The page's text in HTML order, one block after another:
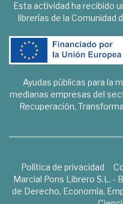
Esta actividad ha recibido
librerías de la Comunidad
Ayudas públicas para la
medianas empresas del
Recuperación,
Política de privacidad
Marcial Pons Librero S.L. -
de Derecho, Economía,